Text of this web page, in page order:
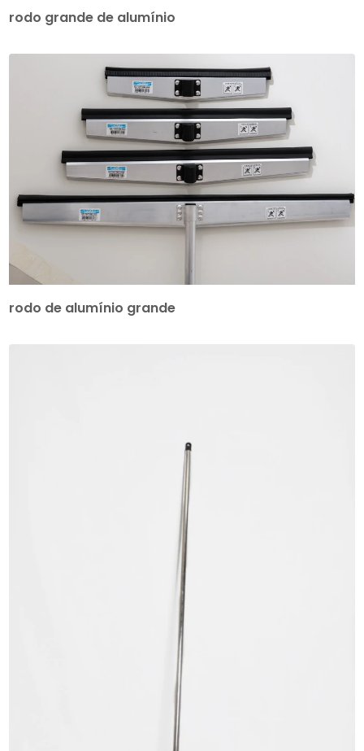
rodo grande de alumínio
rodo de alumínio grande